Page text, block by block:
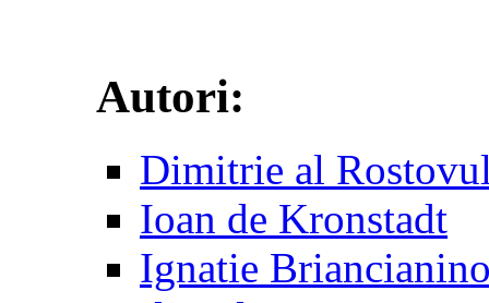
Autori:
Dimitrie al
Ioan de Kronstadt
Ignatie